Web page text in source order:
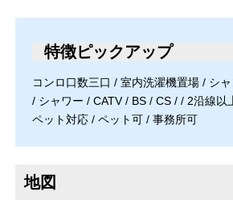
特徴ピックアップ
コンロ口数三口 / 室内洗濯機置場 / シ
/ シャワー / CATV / BS / CS / / 2沿線以
ペット対応 / ペット可 / 事務所可
地図